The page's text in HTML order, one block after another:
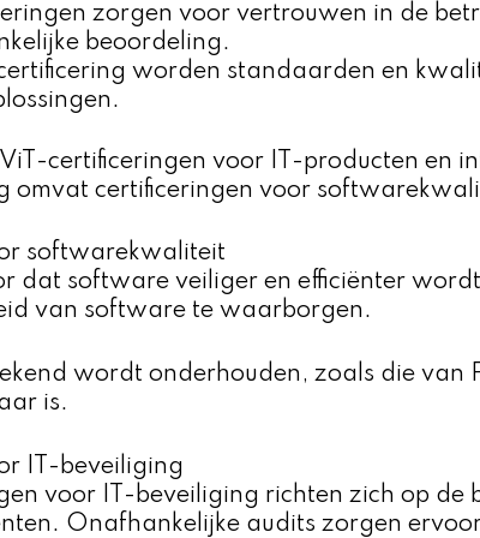
zorgen voor vertrouwen in de
beoordeling.
worden standaarden en
certificeringen voor IT-producten en
omvat certificeringen voor
softwarekwaliteit
dat software veiliger en efficiënter
van software te waarborgen.
wordt onderhouden, zoals die
is.
IT-beveiliging
voor IT-beveiliging richten zich op
Onafhankelijke audits zorgen